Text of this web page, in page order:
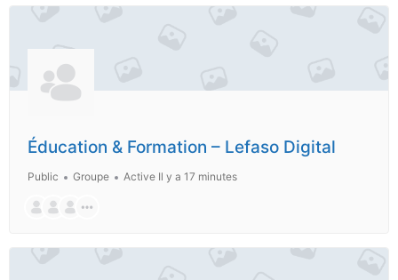
Éducation & Formation – Lefaso Digital
Public Groupe Active Il y a 17 minutes